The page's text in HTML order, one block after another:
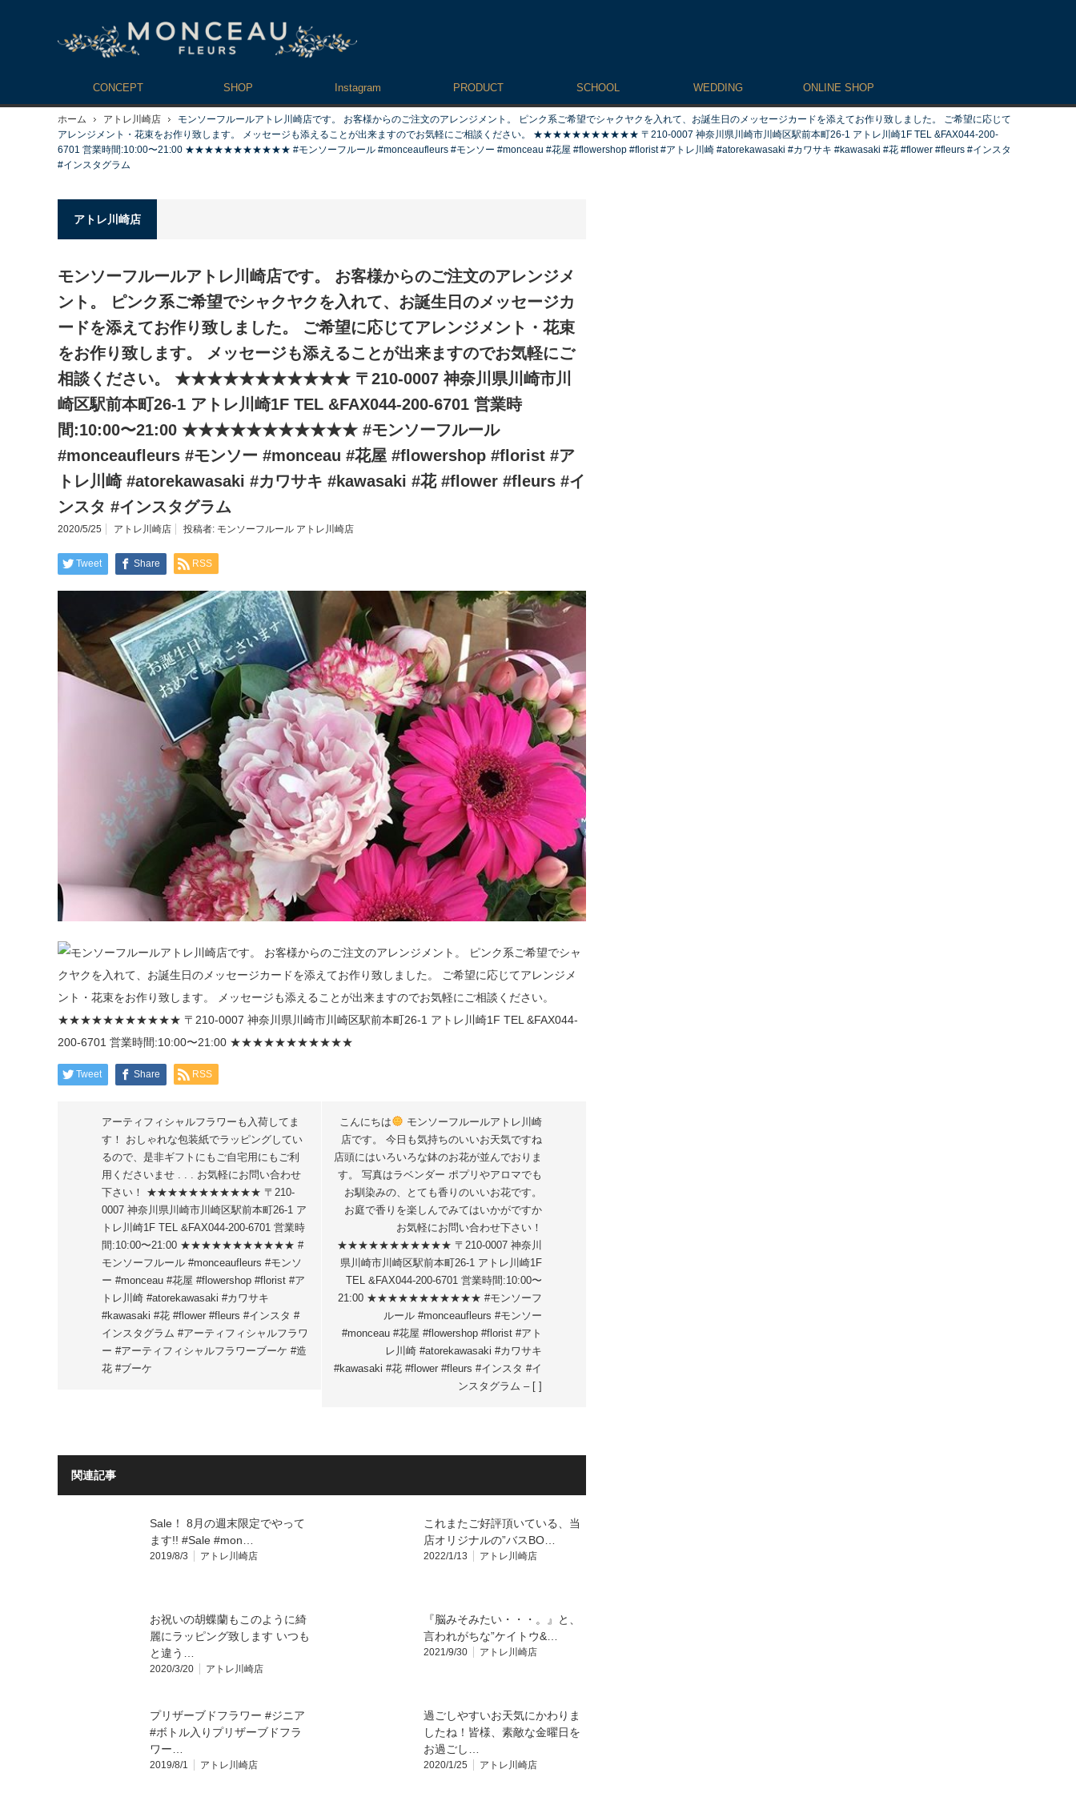
CONCEPT SHOP Instagram PRODUCT SCHOOL WEDDING ONLINE SHOP
ホーム アトレ川崎店
モンソーフルールアトレ川崎店です。 お客様からのご注文のアレンジメント。 ピンク系ご希望でシャクヤクを入れて、お誕生日のメッセージカードを添えてお作り致しました。 ご希望に応じて
アレンジメント・花束をお作り致します。 メッセージも添えることが出来ますのでお気軽にご相談ください。 ★★★★★★★★★★★ 〒210-0007 神奈川県川崎市川崎区駅前本町26-1 アトレ川崎1F TEL &FAX044-200-
6701 営業時間:10:00〜21:00 ★★★★★★★★★★★ #モンソーフルール #monceaufleurs #モンソー #monceau #花屋 #flowershop #florist #アトレ川崎 #atorekawasaki #カワサキ #kawasaki #花 #flower #fleurs #インスタ
#インスタグラム
アトレ川崎店
モンソーフルールアトレ川崎店です。 お客様からのご注文のアレンジメ
ント。 ピンク系ご希望でシャクヤクを入れて、お誕生日のメッセージカ
ードを添えてお作り致しました。 ご希望に応じてアレンジメント・花束
をお作り致します。 メッセージも添えることが出来ますのでお気軽にご
相談ください。 ★★★★★★★★★★★ 〒210-0007 神奈川県川崎市川
崎区駅前本町26-1 アトレ川崎1F TEL &FAX044-200-6701 営業時
間:10:00〜21:00 ★★★★★★★★★★★ #モンソーフルール
#monceaufleurs #モンソー #monceau #花屋 #flowershop #florist #ア
トレ川崎 #atorekawasaki #カワサキ #kawasaki #花 #flower #fleurs #イ
ンスタ #インスタグラム
2020/5/25 アトレ川崎店 投稿者: モンソーフルール アトレ川崎店
Tweet Share RSS
Tweet Share RSS
アーティフィシャルフラワーも入荷してま
す！ おしゃれな包装紙でラッピングしてい
るので、是非ギフトにもご自宅用にもご利
用くださいませ . . . お気軽にお問い合わせ
下さい！ ★★★★★★★★★★★ 〒210-
0007 神奈川県川崎市川崎区駅前本町26-1 ア
トレ川崎1F TEL &FAX044-200-6701 営業時
間:10:00〜21:00 ★★★★★★★★★★★ #
モンソーフルール #monceaufleurs #モンソ
ー #monceau #花屋 #flowershop #florist #ア
トレ川崎 #atorekawasaki #カワサキ
#kawasaki #花 #flower #fleurs #インスタ #
インスタグラム #アーティフィシャルフラワ
ー #アーティフィシャルフラワーブーケ #造
花 #ブーケ
こんにちは
モンソーフルールアトレ川崎
店です。 今日も気持ちのいいお天気ですね
店頭にはいろいろな鉢のお花が並んでおりま
す。 写真はラベンダー ポプリやアロマでも
お馴染みの、とても香りのいいお花です。
お庭で香りを楽しんでみてはいかがですか
お気軽にお問い合わせ下さい！
★★★★★★★★★★★ 〒210-0007 神奈川
県川崎市川崎区駅前本町26-1 アトレ川崎1F
TEL &FAX044-200-6701 営業時間:10:00〜
21:00 ★★★★★★★★★★★ #モンソーフ
ルール #monceaufleurs #モンソー
#monceau #花屋 #flowershop #florist #アト
レ川崎 #atorekawasaki #カワサキ
#kawasaki #花 #flower #fleurs #インスタ #イ
ンスタグラム – [ ]
関連記事
Sale！ 8月の週末限定でやって
ます!! #Sale #mon…
2019/8/3 アトレ川崎店
これまたご好評頂いている、当
店オリジナルの”バスBO…
2022/1/13 アトレ川崎店
お祝いの胡蝶蘭もこのように綺
麗にラッピング致します いつも
と違う…
2020/3/20 アトレ川崎店
『脳みそみたい・・・。』と、
言われがちな”ケイトウ&…
2021/9/30 アトレ川崎店
プリザーブドフラワー #ジニア
#ボトル入りプリザーブドフラ
ワー…
2019/8/1 アトレ川崎店
過ごしやすいお天気にかわりま
したね！皆様、素敵な金曜日を
お過ごし…
2020/1/25 アトレ川崎店